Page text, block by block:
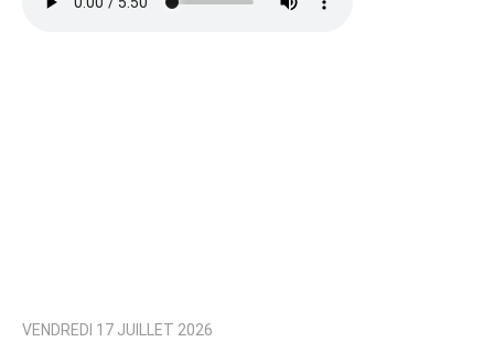
VENDREDI 17 JUILLET 2026